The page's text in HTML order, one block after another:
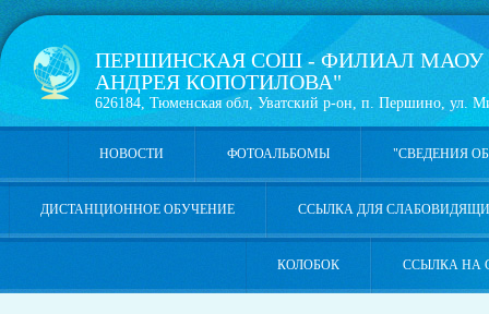
ПЕРШИНСКАЯ СОШ - ФИЛИАЛ МАОУ
АНДРЕЯ КОПОТИЛОВА"
626184, Тюменская обл, Уватский р-он, п. Першино, ул.
НОВОСТИ ФОТОАЛЬБОМЫ "СВЕДЕНИЯ
ДИСТАНЦИОННОЕ ОБУЧЕНИЕ ССЫЛКА ДЛЯ
КОЛОБОК ССЫЛКА НА